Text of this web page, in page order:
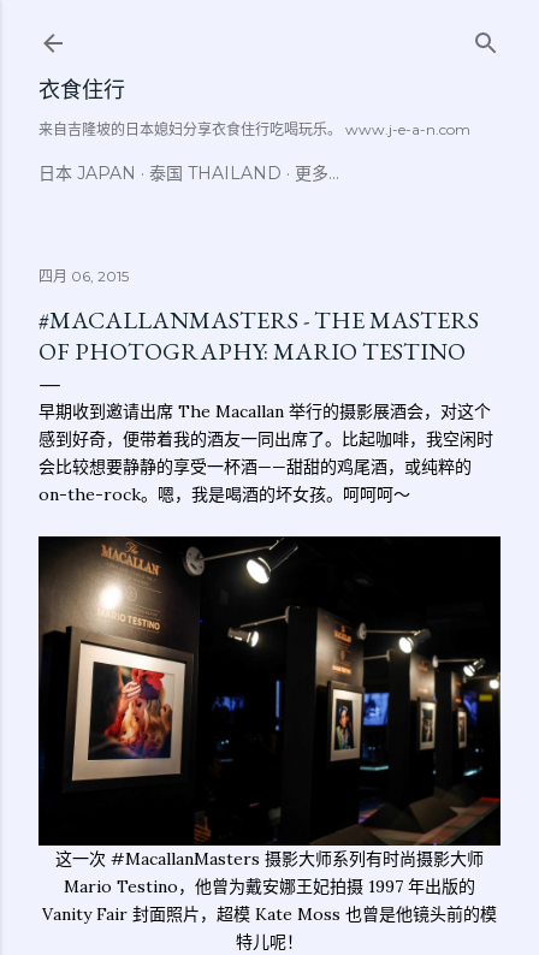
衣食住行
来自吉隆坡的日本媳妇分享衣食住行吃喝玩乐。 www.j-e-a-n.com
日本 JAPAN 泰国 THAILAND 更多…
四月 06, 2015
#MACALLANMASTERS - THE MASTERS
OF PHOTOGRAPHY: MARIO TESTINO
早期收到邀请出席 The Macallan 举行的摄影展酒会，对这个
感到好奇，便带着我的酒友一同出席了。比起咖啡，我空闲时
会比较想要静静的享受一杯酒——甜甜的鸡尾酒，或纯粹的
on-the-rock。嗯，我是喝酒的坏女孩。呵呵呵～
这一次 #MacallanMasters 摄影大师系列有时尚摄影大师
Mario Testino，他曾为戴安娜王妃拍摄 1997 年出版的
Vanity Fair 封面照片，超模 Kate Moss 也曾是他镜头前的模
特儿呢！